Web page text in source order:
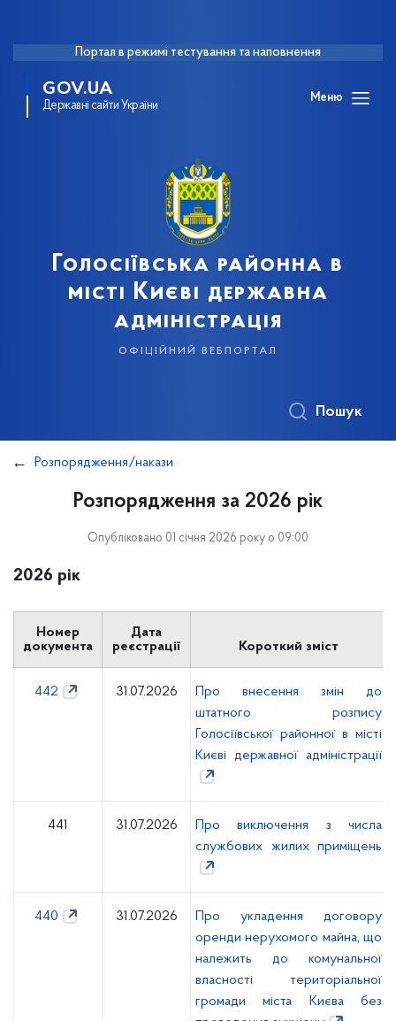
Портал в режимі тестування та наповнення
GOV.UA
Державні сайти України
Меню
Голосіївська районна в
місті Києві державна
адміністрація
офіційний вебпортал
Пошук
Розпорядження/накази
Розпорядження за 2026 рік
Опубліковано 01 січня 2026 року о 09:00
2026 рік
Номер
документа
Дата
реєстрації
Короткий зміст
442 31.07.2026
Про внесення змін до
штатного розпису
Голосіївської районної в місті
Києві державної адміністрації
441 31.07.2026
Про виключення з числа
службових жилих приміщень
440 31.07.2026
Про укладення договору
оренди нерухомого майна, що
належить до комунальної
власності територіальної
громади міста Києва без